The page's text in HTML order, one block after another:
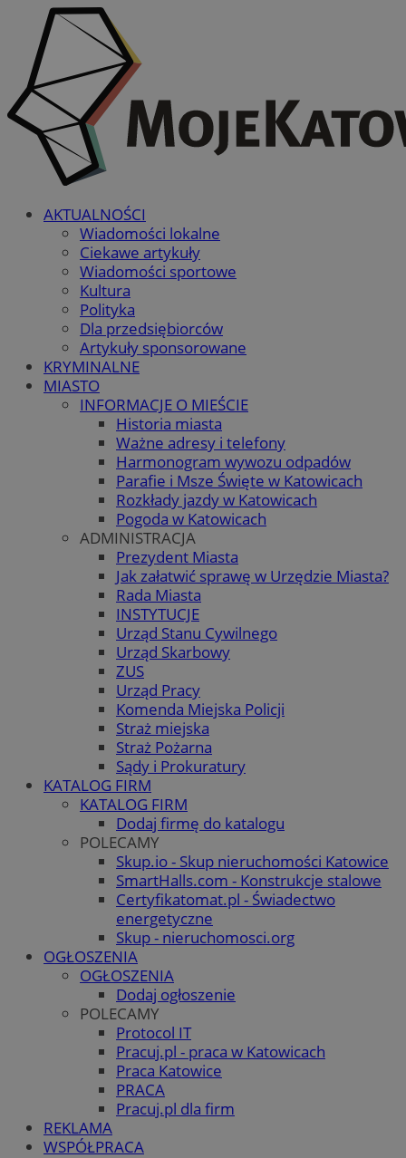
AKTUALNOŚCI
Wiadomości lokalne
Ciekawe artykuły
Wiadomości sportowe
Kultura
Polityka
Dla przedsiębiorców
Artykuły sponsorowane
KRYMINALNE
MIASTO
INFORMACJE O MIEŚCIE
Historia miasta
Ważne adresy i telefony
Harmonogram wywozu odpadów
Parafie i Msze Święte w Katowicach
Rozkłady jazdy w Katowicach
Pogoda w Katowicach
ADMINISTRACJA
Prezydent Miasta
Jak załatwić sprawę w Urzędzie Miasta?
Rada Miasta
INSTYTUCJE
Urząd Stanu Cywilnego
Urząd Skarbowy
ZUS
Urząd Pracy
Komenda Miejska Policji
Straż miejska
Straż Pożarna
Sądy i Prokuratury
KATALOG FIRM
KATALOG FIRM
Dodaj firmę do katalogu
POLECAMY
Skup.io - Skup nieruchomości Katowice
SmartHalls.com - Konstrukcje stalowe
Certyfikatomat.pl - Świadectwo
energetyczne
Skup - nieruchomosci.org
OGŁOSZENIA
OGŁOSZENIA
Dodaj ogłoszenie
POLECAMY
Protocol IT
Pracuj.pl - praca w Katowicach
Praca Katowice
PRACA
Pracuj.pl dla firm
REKLAMA
WSPÓŁPRACA